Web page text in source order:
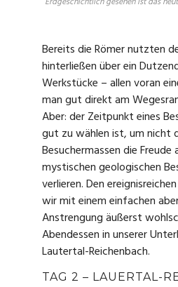
Bereits die Römer nutzten
hinterließen über ein
Werkstücke – allen voran
man gut direkt am
Aber: der Zeitpunkt eines
gut zu wählen ist, um nicht
Besuchermassen die Freude
mystischen geologischen
verlieren. Den
wir mit einem einfachen
Anstrengung äußerst
Abendessen in unserer
Lautertal-Reichenbach.
TAG 2 – LAUERTAL-